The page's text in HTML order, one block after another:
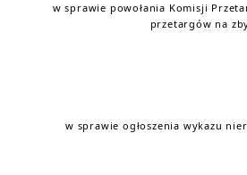
w sprawie powołania Komisji
przetargów na
w sprawie ogłoszenia wykazu